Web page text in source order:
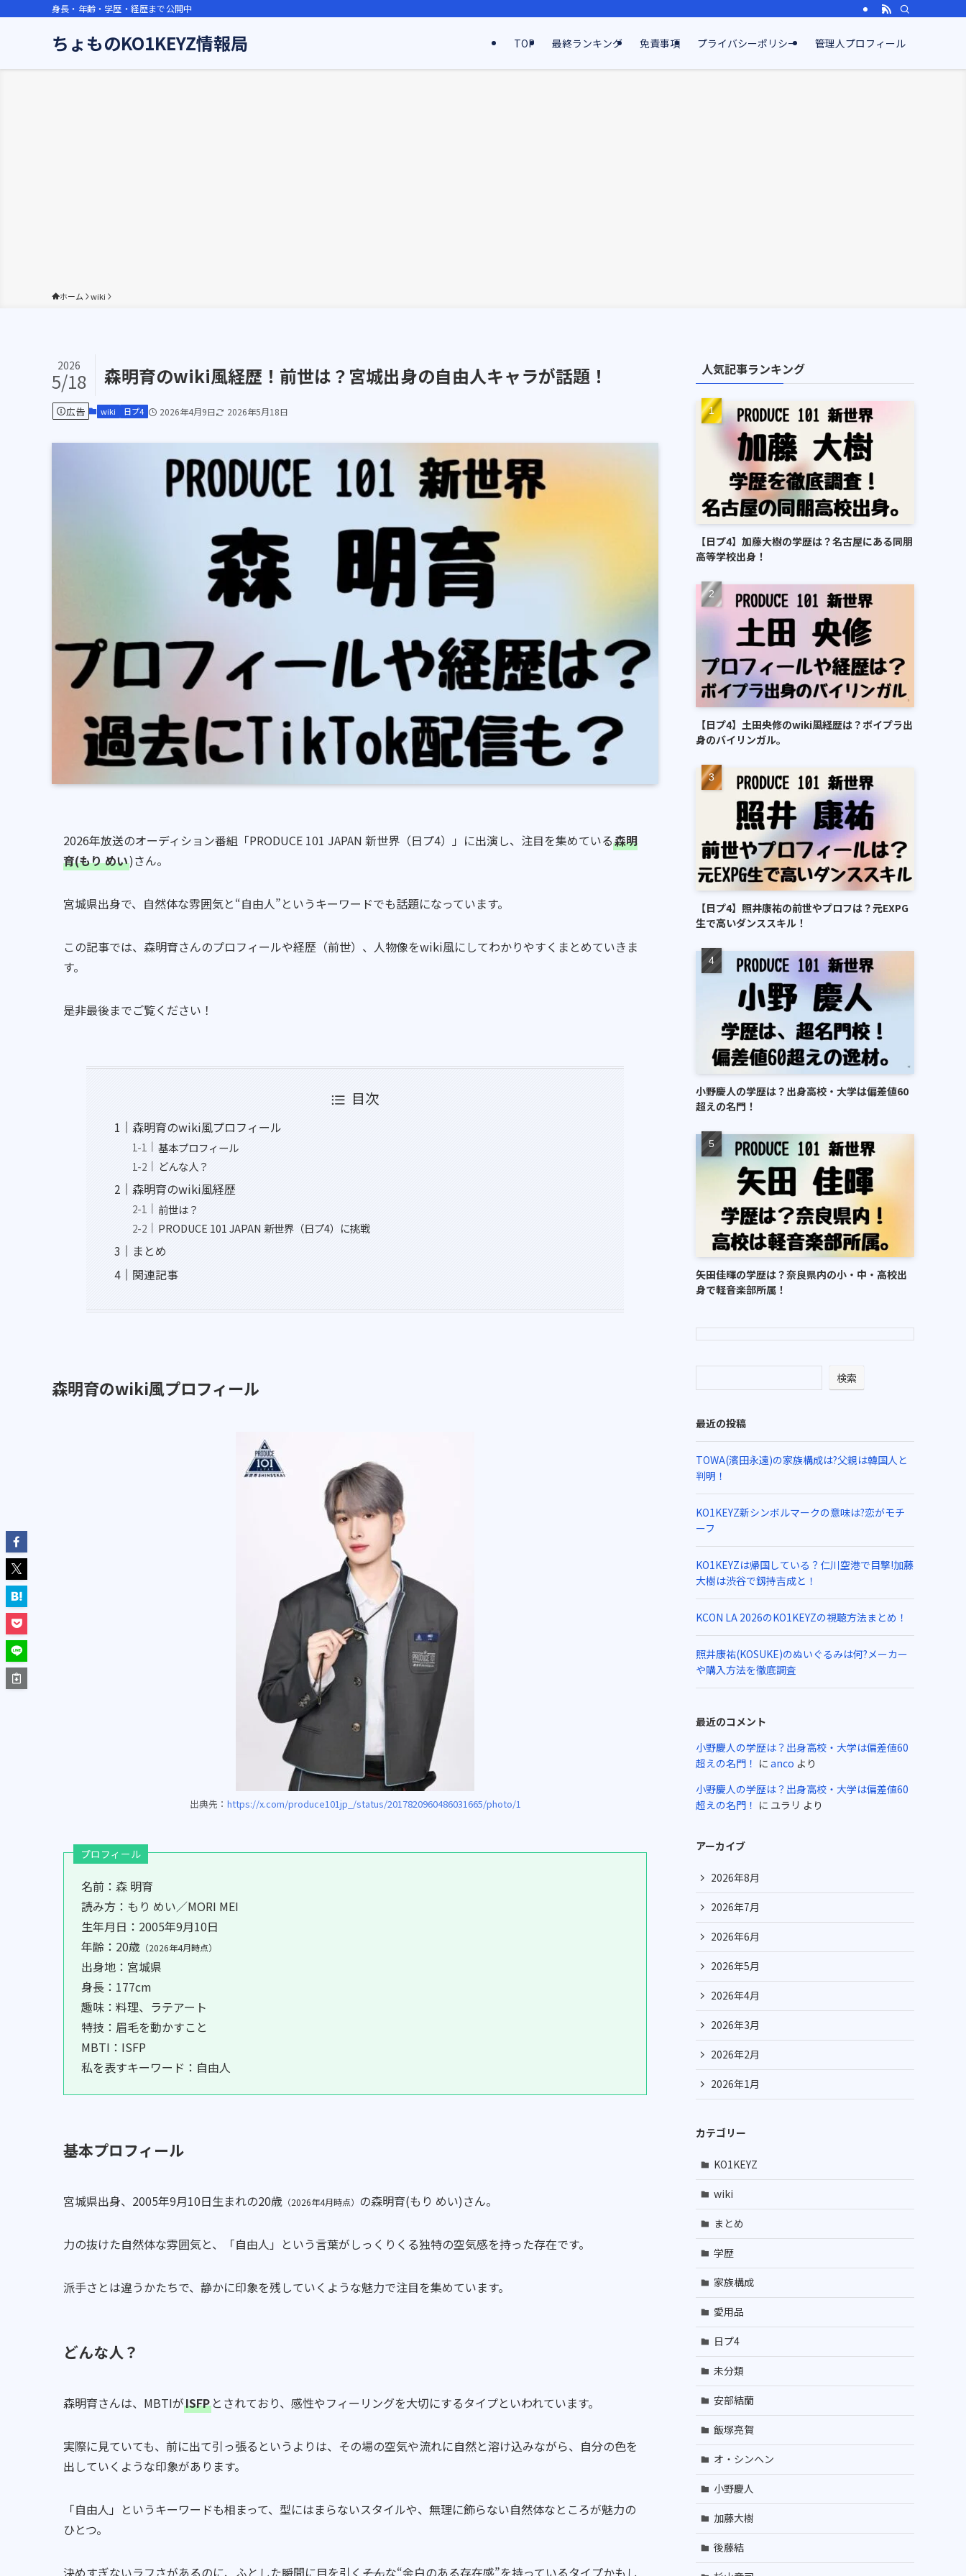
身長・年齢・学歴・経歴まで公開中
ちょものKO1KEYZ情報局 TOP 最終ランキング 免責事項 プライバシーポリシー 管理人プロフィール
ホーム wiki
森明育のwiki風経歴！前世は？宮城出身の自由人キャラが話題！
2026
5/18
広告 wiki 日プ4 2026年4月9日 2026年5月18日
2026年放送のオーディション番組「PRODUCE 101 JAPAN 新世界（日プ4）」に出演し、注目を集めている森明
育(もり めい)さん。
宮城県出身で、自然体な雰囲気と“自由人”というキーワードでも話題になっています。
この記事では、森明育さんのプロフィールや経歴（前世）、人物像をwiki風にしてわかりやすくまとめていきま
す。
是非最後までご覧ください！
目次
森明育のwiki風プロフィール
基本プロフィール
どんな人？
森明育のwiki風経歴
前世は？
PRODUCE 101 JAPAN 新世界（日プ4）に挑戦
まとめ
関連記事
森明育のwiki風プロフィール
出典先： https://x.com/produce101jp_/status/2017820960486031665/photo/1
プロフィール
名前：森 明育
読み方：もり めい／MORI MEI
生年月日：2005年9月10日
年齢：20歳 （2026年4月時点）
出身地：宮城県
身長：177cm
趣味：料理、ラテアート
特技：眉毛を動かすこと
MBTI：ISFP
私を表すキーワード：自由人
基本プロフィール
宮城県出身、2005年9月10日生まれの20歳 （2026年4月時点） の森明育(もり めい)さん。
力の抜けた自然体な雰囲気と、「自由人」という言葉がしっくりくる独特の空気感を持った存在です。
派手さとは違うかたちで、静かに印象を残していくような魅力で注目を集めています。
どんな人？
森明育さんは、MBTIがISFP とされており、感性やフィーリングを大切にするタイプといわれています。
実際に見ていても、前に出て引っ張るというよりは、その場の空気や流れに自然と溶け込みながら、自分の色を
出していくような印象があります。
「自由人」というキーワードも相まって、型にはまらないスタイルや、無理に飾らない自然体なところが魅力の
ひとつ。
決めすぎないラフさがあるのに、ふとした瞬間に目を引く――そんな“余白のある存在感”を持っているタイプかもし
人気記事ランキング
【日プ4】加藤大樹の学歴は？名古屋にある同朋
高等学校出身！
【日プ4】土田央修のwiki風経歴は？ボイプラ出
身のバイリンガル。
【日プ4】照井康祐の前世やプロフは？元EXPG
生で高いダンススキル！
小野慶人の学歴は？出身高校・大学は偏差値60
超えの名門！
矢田佳暉の学歴は？奈良県内の小・中・高校出
身で軽音楽部所属！
検索
最近の投稿
TOWA(濱田永遠)の家族構成は?父親は韓国人と
判明！
KO1KEYZ新シンボルマークの意味は?恋がモチ
ーフ
KO1KEYZは帰国している？仁川空港で目撃!加藤
大樹は渋谷で釼持吉成と！
KCON LA 2026のKO1KEYZの視聴方法まとめ！
照井康祐(KOSUKE)のぬいぐるみは何?メーカー
や購入方法を徹底調査
最近のコメント
小野慶人の学歴は？出身高校・大学は偏差値60
超えの名門！ に anco より
小野慶人の学歴は？出身高校・大学は偏差値60
超えの名門！ に ユラリ より
アーカイブ
2026年8月
2026年7月
2026年6月
2026年5月
2026年4月
2026年3月
2026年2月
2026年1月
カテゴリー
KO1KEYZ
wiki
まとめ
学歴
家族構成
愛用品
日プ4
未分類
安部結蘭
飯塚亮賀
オ・シンヘン
小野慶人
加藤大樹
後藤結